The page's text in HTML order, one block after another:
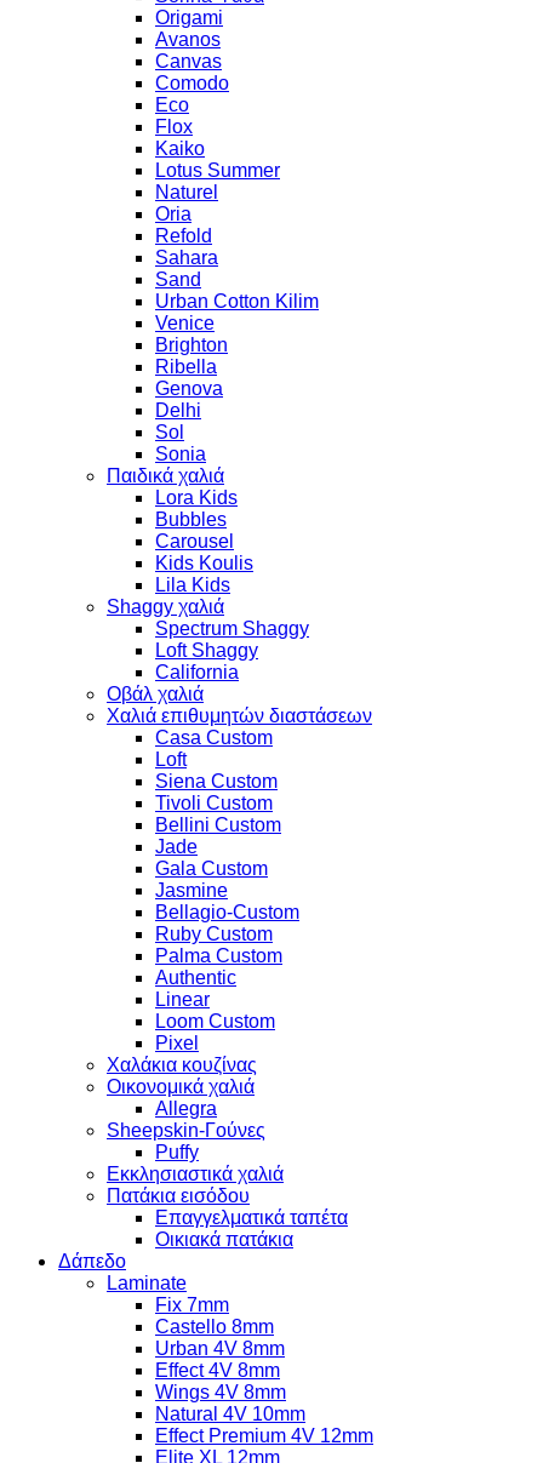
Origami
Avanos
Canvas
Comodo
Eco
Flox
Kaiko
Lotus Summer
Naturel
Oria
Refold
Sahara
Sand
Urban Cotton Kilim
Venice
Brighton
Ribella
Genova
Delhi
Sol
Sonia
Παιδικά χαλιά
Lora Kids
Bubbles
Carousel
Kids Koulis
Lila Kids
Shaggy χαλιά
Spectrum Shaggy
Loft Shaggy
California
Οβάλ χαλιά
Χαλιά επιθυμητών διαστάσεων
Casa Custom
Loft
Siena Custom
Tivoli Custom
Bellini Custom
Jade
Gala Custom
Jasmine
Bellagio-Custom
Ruby Custom
Palma Custom
Authentic
Linear
Loom Custom
Pixel
Χαλάκια κουζίνας
Οικονομικά χαλιά
Allegra
Sheepskin-Γούνες
Puffy
Εκκλησιαστικά χαλιά
Πατάκια εισόδου
Επαγγελματικά ταπέτα
Οικιακά πατάκια
Δάπεδο
Laminate
Fix 7mm
Castello 8mm
Urban 4V 8mm
Effect 4V 8mm
Wings 4V 8mm
Natural 4V 10mm
Effect Premium 4V 12mm
Elite XL 12mm